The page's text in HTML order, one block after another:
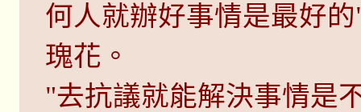
何人就辦好事情是最好
瑰花。
"去抗議就能解決事情是